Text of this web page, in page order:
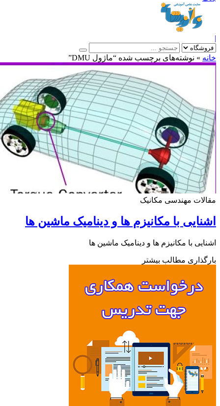
»نوشته‌های برچسب شده “ماژول DMU”
مهندسی مکانیک
با مکانیزم ها و دینامیک ماشین ها
با مکانیزم ها و دینامیک ماشین ها
مطالب بیشتر